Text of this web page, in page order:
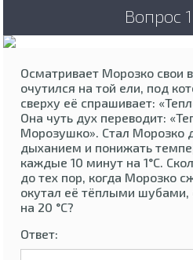
Вопрос
Осматривает Морозко свои
очутился на той ели, под
сверху её спрашивает:
Она чуть дух переводит:
Морозушко». Стал Морозко
дыханием и понижать
каждые 10 минут на 1°C.
до тех пор, когда Морозко
окутал её тёплыми шубами,
на 20 °C?
Ответ: